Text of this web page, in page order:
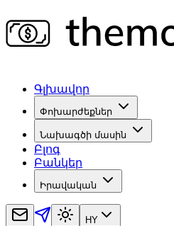
Գլխավոր
Փոխարժեքներ
Նախագծի մասին
Բլոգ
Բանկեր
Իրավական
HY